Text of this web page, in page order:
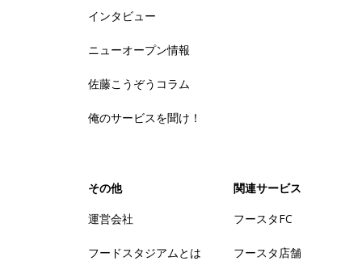
インタビュー
ニューオープン情報
佐藤こうぞうコラム
俺のサービスを聞け！
その他
運営会社
フードスタジアムとは
関連サービス
フースタFC
フースタ店舗